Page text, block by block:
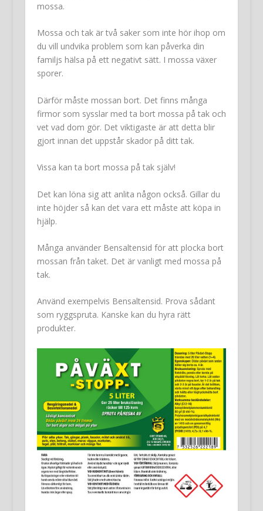
mossa.
Mossa och tak är två saker som inte hör ihop om
du vill undvika problem som kan påverka din
familjs hälsa på ett negativt sätt. I mossa växer
sporer.
Därför måste mossan bort. Det finns många
firmor som sysslar med ta bort mossa på tak och
vet vad dom gör. Det viktigaste är att detta blir
gjort innan det uppstår skador på ditt tak.
Vissa kan ta bort mossa på tak själv!
Det kan löna sig att anlita någon också. Gillar du
inte höjder så kan det vara ett måste att köpa in
hjälp.
Många använder Bensaltensid för att plocka bort
mossan från taket. Det är vanligt med mossa på
tak.
Använd exempelvis Bensaltensid. Prova sådant
som ryggspruta. Kanske kan du hyra rätt
produkter.